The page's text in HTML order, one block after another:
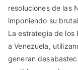
resoluciones de las
imponiendo su
La estrategia de los
a Venezuela,
generan